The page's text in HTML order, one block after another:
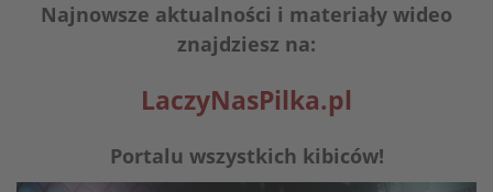
Najnowsze aktualności i materiały wideo
znajdziesz na:
LaczyNasPilka.pl
Portalu wszystkich kibiców!